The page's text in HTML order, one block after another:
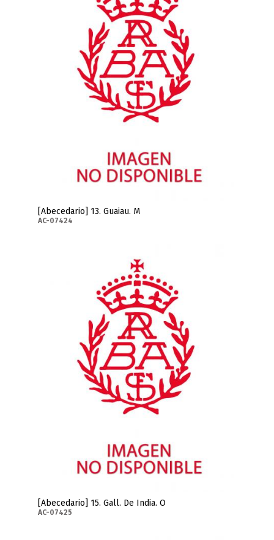
[Abecedario] 13. Guaiau. M
AC-07424
[Abecedario] 15. Gall. De India. O
AC-07425